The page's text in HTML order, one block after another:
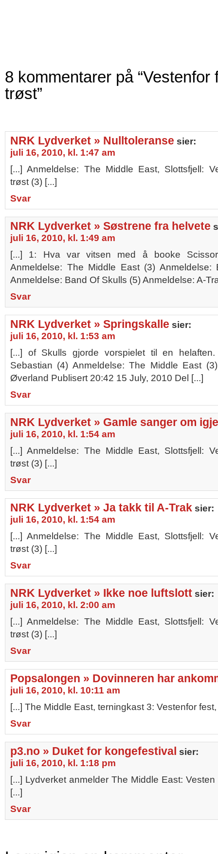
8 kommentarer på
trøst”
NRK Lydverket » Nulltoleranse sier:
juli 16, 2010, kl. 1:47 am
[...] Anmeldelse: The Middle East, Slottsfjell:
trøst (3) [...]
Svar
NRK Lydverket » Søstrene fra helvete
juli 16, 2010, kl. 1:49 am
[...] 1: Hva var vitsen med å booke
Anmeldelse: The Middle East (3) Anmeldelse:
Anmeldelse: Band Of Skulls (5) Anmeldelse: A-
Svar
NRK Lydverket » Springskalle sier:
juli 16, 2010, kl. 1:53 am
[...] of Skulls gjorde vorspielet til en
Sebastian (4) Anmeldelse: The Middle East
Øverland Publisert 20:42 15 July, 2010 Del [...]
Svar
NRK Lydverket » Gamle sanger om
juli 16, 2010, kl. 1:54 am
[...] Anmeldelse: The Middle East, Slottsfjell:
trøst (3) [...]
Svar
NRK Lydverket » Ja takk til A-Trak sier:
juli 16, 2010, kl. 1:54 am
[...] Anmeldelse: The Middle East, Slottsfjell:
trøst (3) [...]
Svar
NRK Lydverket » Ikke noe luftslott sier:
juli 16, 2010, kl. 2:00 am
[...] Anmeldelse: The Middle East, Slottsfjell:
trøst (3) [...]
Svar
Popsalongen » Dovinneren har
juli 16, 2010, kl. 10:11 am
[...] The Middle East, terningkast 3: Vestenfor
Svar
p3.no » Duket for kongefestival sier:
juli 16, 2010, kl. 1:18 pm
[...] Lydverket anmelder The Middle East:
[...]
Svar